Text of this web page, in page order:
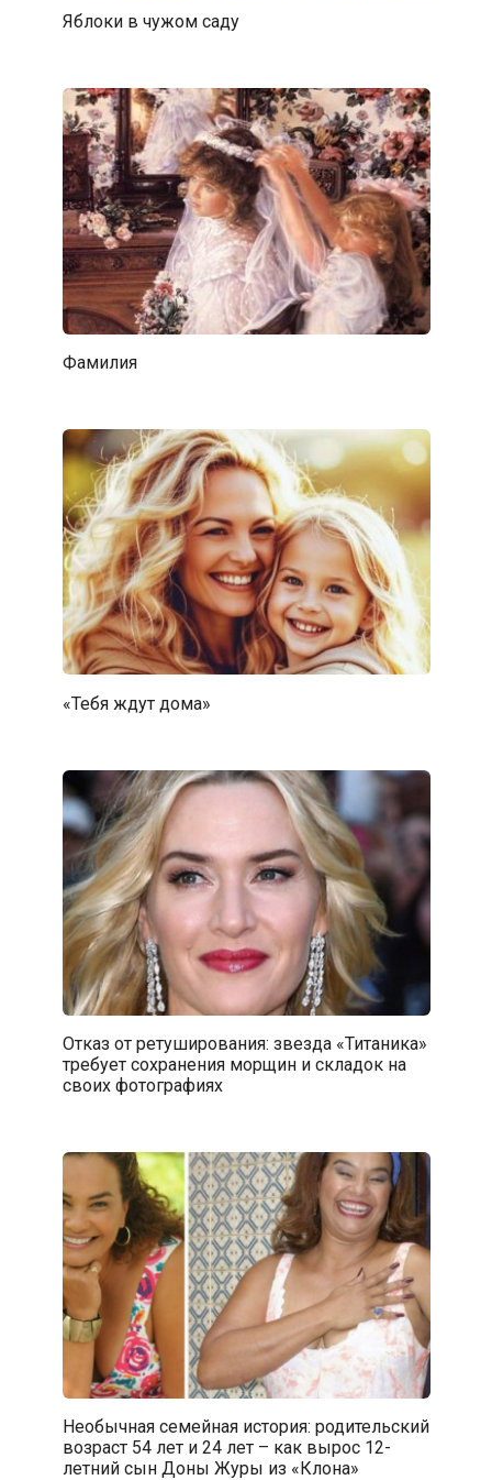
Яблоки в чужом саду
Фамилия
«Тебя ждут дома»
Отказ от ретуширования: звезда «Титаника»
требует сохранения морщин и складок на
своих фотографиях
Необычная семейная история: родительский
возраст 54 лет и 24 лет – как вырос 12-
летний сын Доны Журы из «Клона»